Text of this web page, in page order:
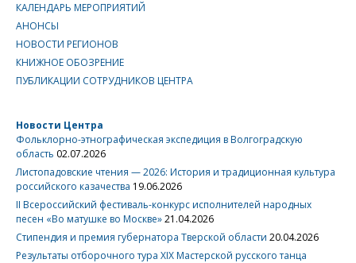
КАЛЕНДАРЬ МЕРОПРИЯТИЙ
АНОНСЫ
НОВОСТИ РЕГИОНОВ
КНИЖНОЕ ОБОЗРЕНИЕ
ПУБЛИКАЦИИ СОТРУДНИКОВ ЦЕНТРА
Новости Центра
Фольклорно-этнографическая экспедиция в Волгоградскую
область 02.07.2026
Листопадовские чтения — 2026: История и традиционная культура
российского казачества 19.06.2026
II Всероссийский фестиваль-конкурс исполнителей народных
песен «Во матушке во Москве»21.04.2026
Стипендия и премия губернатора Тверской области 20.04.2026
Результаты отборочного тура XIX Мастерской русского танца